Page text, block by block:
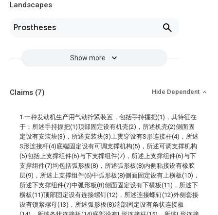
Landscapes
Prostheses
Show more
Claims (7) Hide Dependent
1.一种发动机生产用气动拧紧装置，包括手持握把(1)，其特征在
于：所述手持握把(1)顶部固定设有机壳(2)，所述机壳(2)侧面固
定设有安装块(3)，所述安装块(3)上贯穿设有S形连接杆(4)，所述
S形连接杆(4)底端固定设有可调支撑机构(5)，所述可调支撑机构
(5)包括上支撑组件(6)与下支撑组件(7)，所述上支撑组件(6)与下
支撑组件(7)均包括弧形板(8)，所述弧形板(8)内侧粘接设有橡胶
层(9)，所述上支撑组件(6)中弧形板(8)侧面固定设有上横板(10)，
所述下支撑组件(7)中弧形板(8)侧面固定设有下横板(11)，所述下
横板(11)顶部固定设有连接螺钉(12)，所述连接螺钉(12)外侧套接
设有锁紧螺母(13)，所述弧形板(8)端部固定设有条状连接板